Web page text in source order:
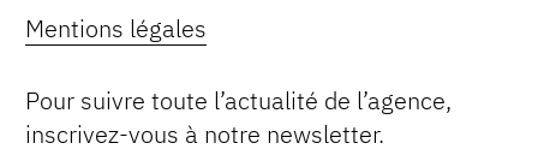
Mentions légales
Pour suivre toute l’actualité de l’agence,
inscrivez-vous à notre newsletter.